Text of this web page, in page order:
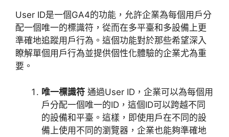
User ID是一個 GA4的功能，允許企業為每個用戶分
配一個唯一的標識符，從而在多平臺和多設備上更
準確地追蹤用戶行為。這個功能對於那些希望深入
瞭解單個用戶行為並提供個性化體驗的企業尤為重
要。
唯一標識符 通過User ID ，企業可以為每個用
戶分配一個唯一的ID ，這個ID可以跨越不同
的設備和平臺。這樣，即使用戶在不同的設
備上使用不同的瀏覽器，企業也能夠準確地